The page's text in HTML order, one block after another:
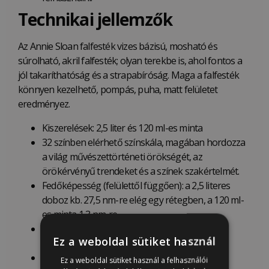
Technikai jellemzők
Az Annie Sloan falfesték vizes bázisú, mosható és
súrolható, akril falfesték; olyan terekbe is, ahol fontos a
jól takaríthatóság és a strapabíróság. Maga a falfesték
könnyen kezelhető, pompás, puha, matt felületet
eredményez.
Kiszerelések: 2,5 liter és 120 ml-es minta
32 színben elérhető színskála, magában hordozza
a világ művészettörténeti örökségét, az
örökérvényű trendeket és a színek szakértelmét.
Fedőképesség (felülettől függően): a 2,5 literes
doboz kb. 27,5 nm-re elég egy rétegben, a 120 ml-
es minta 1,3 nm-re.
képesség)
Egyfázisú formula, nincs szükség speciális
Ez a weboldal sütiket használ
Ez a weboldal sütiket használ a felhasználói